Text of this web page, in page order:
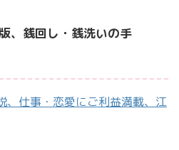
、銭回し・銭洗いの手